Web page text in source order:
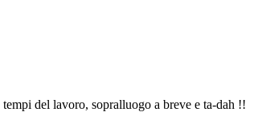
del lavoro, sopralluogo a breve e ta-dah !!